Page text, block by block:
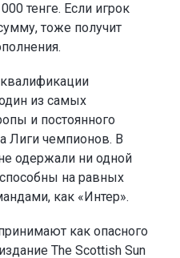
тенге. Если игрок
тоже получит
из самых
и постоянного
Лиги чемпионов. В
одержали ни одной
на равных
как «Интер».
как опасного
The Scottish Sun